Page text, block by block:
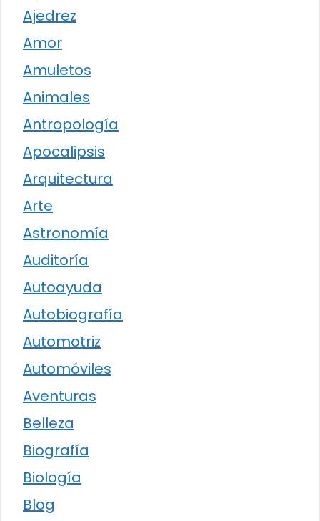
Ajedrez
Amor
Amuletos
Animales
Antropología
Apocalipsis
Arquitectura
Arte
Astronomía
Auditoría
Autoayuda
Autobiografía
Automotriz
Automóviles
Aventuras
Belleza
Biografía
Biología
Blog